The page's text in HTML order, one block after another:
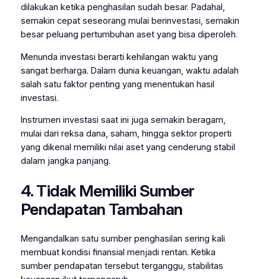
dilakukan ketika penghasilan sudah besar. Padahal,
semakin cepat seseorang mulai berinvestasi, semakin
besar peluang pertumbuhan aset yang bisa diperoleh.
Menunda investasi berarti kehilangan waktu yang
sangat berharga. Dalam dunia keuangan, waktu adalah
salah satu faktor penting yang menentukan hasil
investasi.
Instrumen investasi saat ini juga semakin beragam,
mulai dari reksa dana, saham, hingga sektor properti
yang dikenal memiliki nilai aset yang cenderung stabil
dalam jangka panjang.
4. Tidak Memiliki Sumber
Pendapatan Tambahan
Mengandalkan satu sumber penghasilan sering kali
membuat kondisi finansial menjadi rentan. Ketika
sumber pendapatan tersebut terganggu, stabilitas